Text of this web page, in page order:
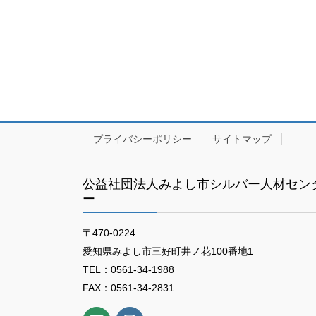
プライバシーポリシー サイトマップ
公益社団法人みよし市シルバー人材セン
ー
〒470-0224
愛知県みよし市三好町井ノ花100番地1
TEL：0561-34-1988
FAX：0561-34-2831